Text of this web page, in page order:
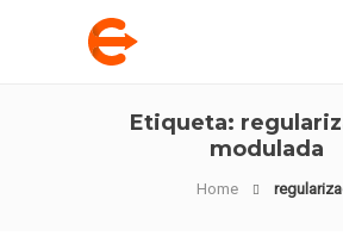
Etiqueta:
modulada
Home